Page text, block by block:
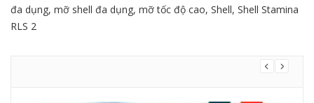
đa dụng, mỡ shell đa dụng, mỡ tốc độ cao, Shell, Shell Stamina
RLS 2